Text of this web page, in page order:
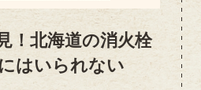
！北海道の消火栓
はいられない